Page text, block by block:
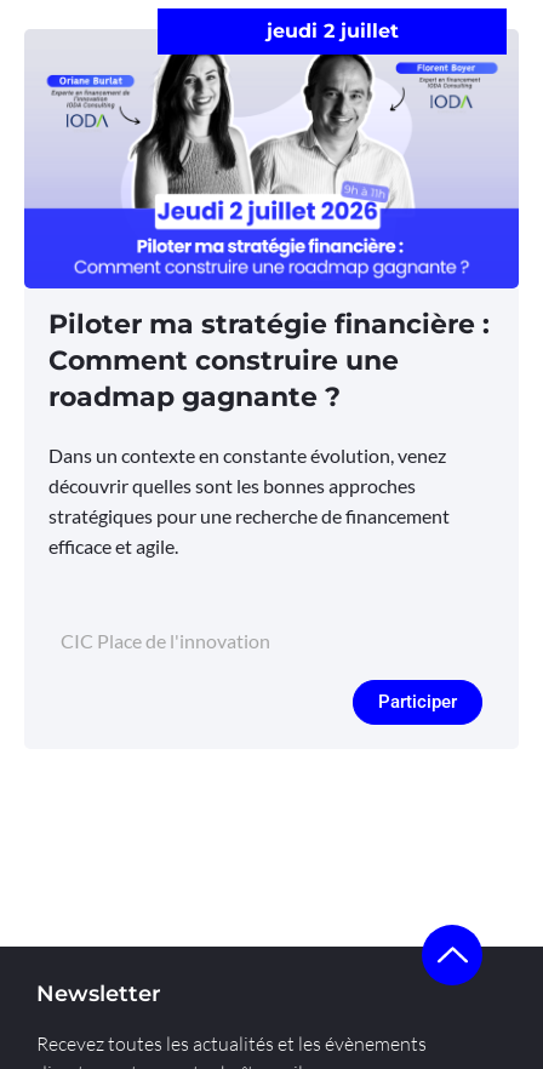
jeudi 2 juillet
Piloter ma stratégie financière :
Comment construire une
roadmap gagnante ?
Dans un contexte en constante évolution, venez
découvrir quelles sont les bonnes approches
stratégiques pour une recherche de financement
efficace et agile.
CIC Place de l'innovation
Participer
Newsletter
Recevez toutes les actualités et les évènements